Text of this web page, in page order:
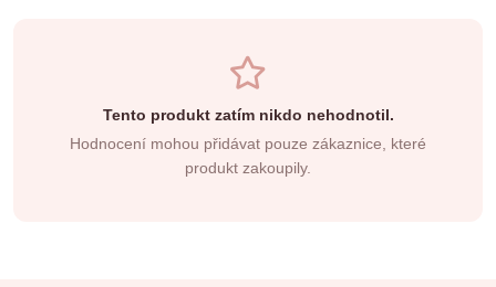
Tento produkt zatím nikdo nehodnotil.
Hodnocení mohou přidávat pouze zákaznice, které
produkt zakoupily.